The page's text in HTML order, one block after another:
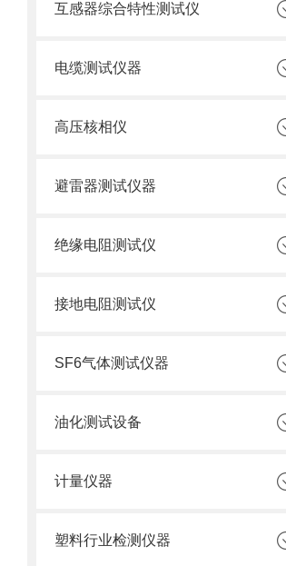
互感器综合特性测试仪
电缆测试仪器
高压核相仪
避雷器测试仪器
绝缘电阻测试仪
接地电阻测试仪
SF6气体测试仪器
油化测试设备
计量仪器
塑料行业检测仪器